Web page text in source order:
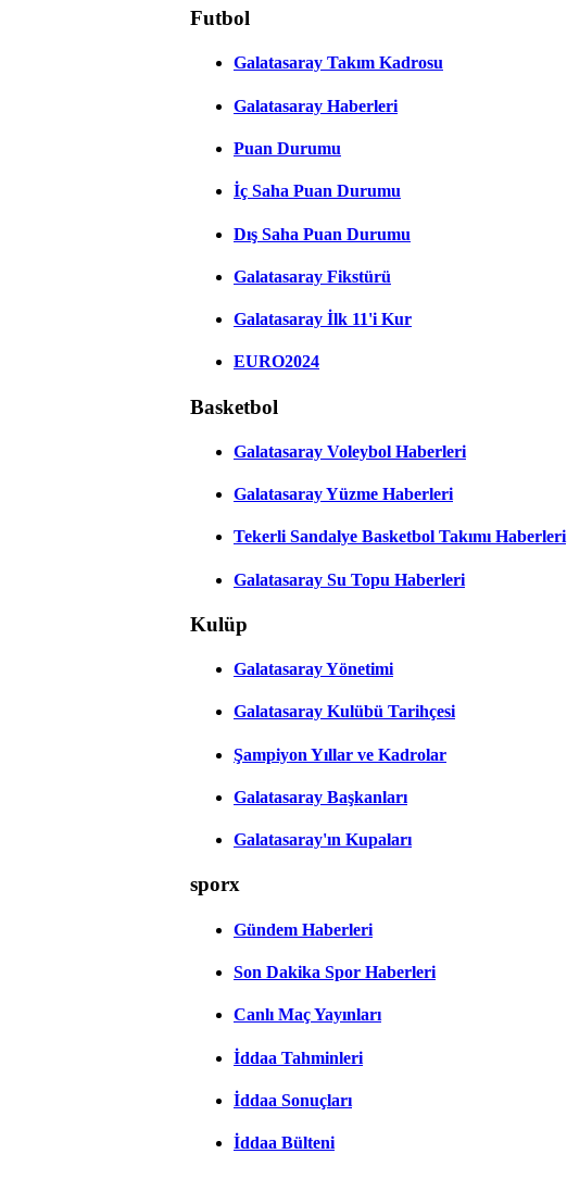
Futbol
Galatasaray Takım Kadrosu
Galatasaray Haberleri
Puan Durumu
İç Saha Puan Durumu
Dış Saha Puan Durumu
Galatasaray Fikstürü
Galatasaray İlk 11'i Kur
EURO2024
Basketbol
Galatasaray Voleybol Haberleri
Galatasaray Yüzme Haberleri
Tekerli Sandalye Basketbol Takımı Haberleri
Galatasaray Su Topu Haberleri
Kulüp
Galatasaray Yönetimi
Galatasaray Kulübü Tarihçesi
Şampiyon Yıllar ve Kadrolar
Galatasaray Başkanları
Galatasaray'ın Kupaları
sporx
Gündem Haberleri
Son Dakika Spor Haberleri
Canlı Maç Yayınları
İddaa Tahminleri
İddaa Sonuçları
İddaa Bülteni